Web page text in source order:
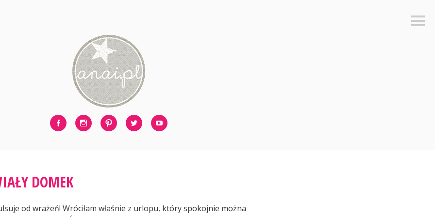
DOMEK
od wrażeń! Wróciłam właśnie z urlopu, który spokojnie można